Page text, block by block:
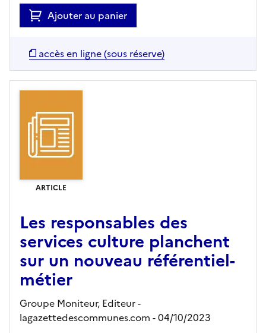
Ajouter au panier
accès en ligne (sous réserve)
ARTICLE
Les responsables des
services culture planchent
sur un nouveau référentiel-
métier
Groupe Moniteur, Editeur-
lagazettedescommunes.com - 04/10/2023